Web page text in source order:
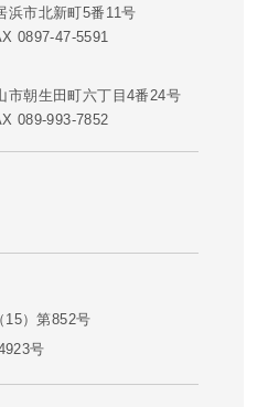
市北新町5番11号
0897-47-5591
朝生田町六丁目4番24号
089-993-7852
）第852号
号